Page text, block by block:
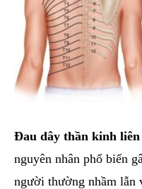
Đau dây thần kinh liên
nguyên nhân phổ biến
người thường nhầm lẫn